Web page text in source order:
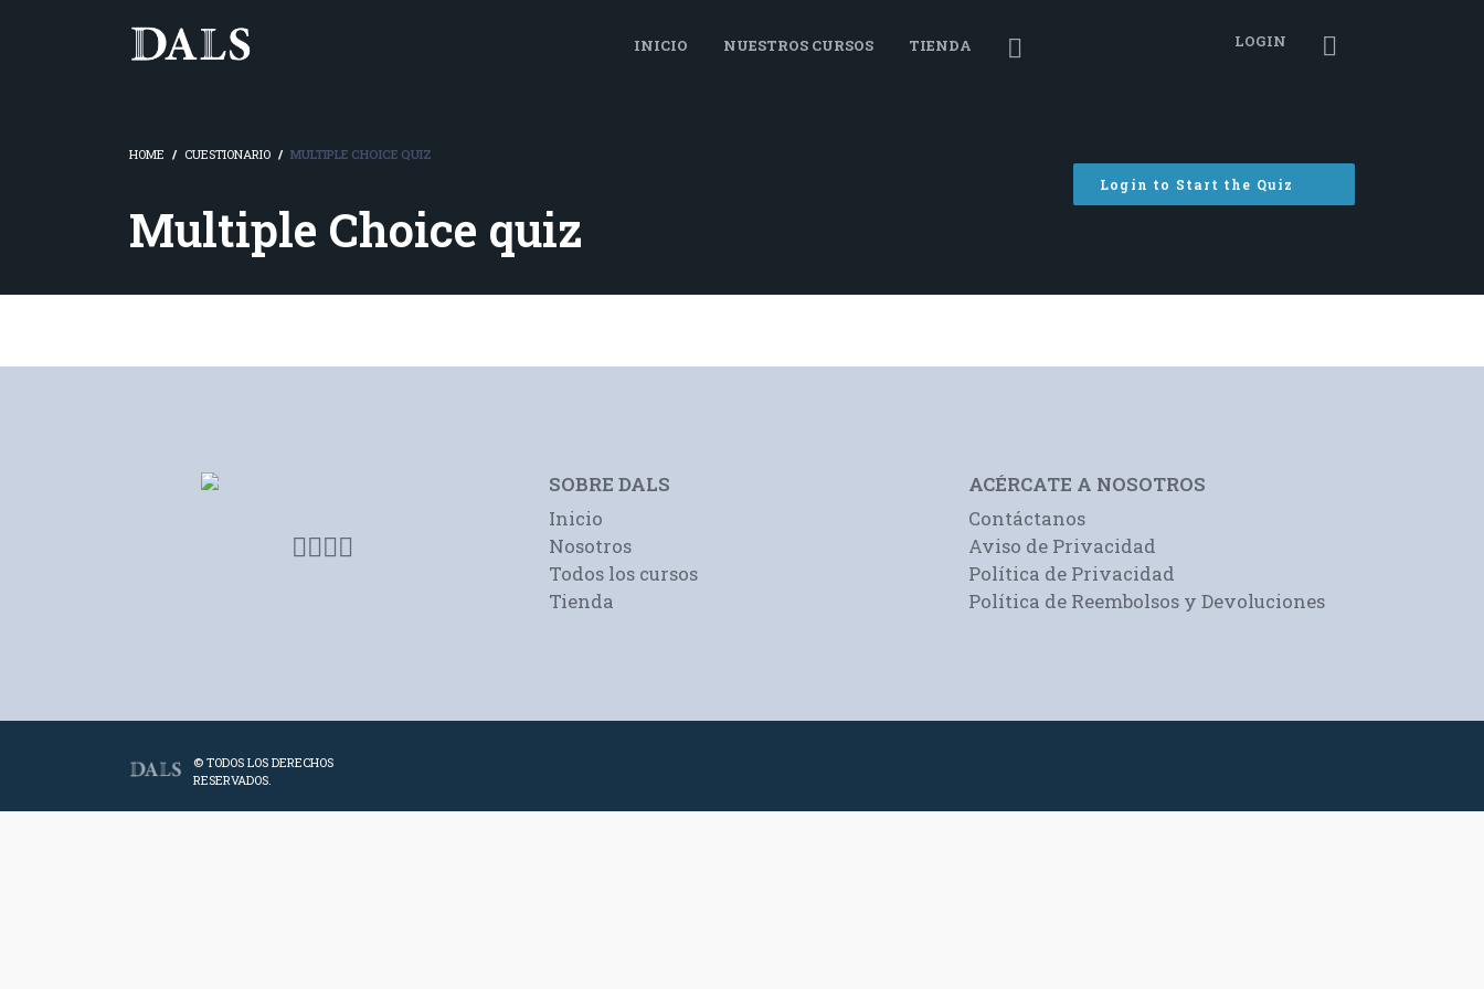
INICIO NUESTROS CURSOS TIENDA LOGIN
HOME CUESTIONARIO MULTIPLE CHOICE QUIZ
Multiple Choice quiz
Login to Start the Quiz
SOBRE DALS
Inicio
Nosotros
Todos los cursos
Tienda
ACÉRCATE A NOSOTROS
Contáctanos
Aviso de Privacidad
Política de Privacidad
Política de Reembolsos y Devoluciones
© TODOS LOS DERECHOS
RESERVADOS.